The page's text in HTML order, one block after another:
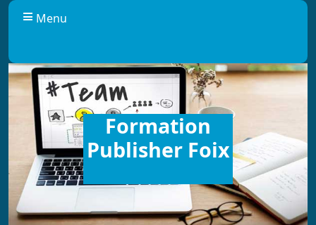
Menu
Formation
Publisher Foix
Panneau de gestion des cookies